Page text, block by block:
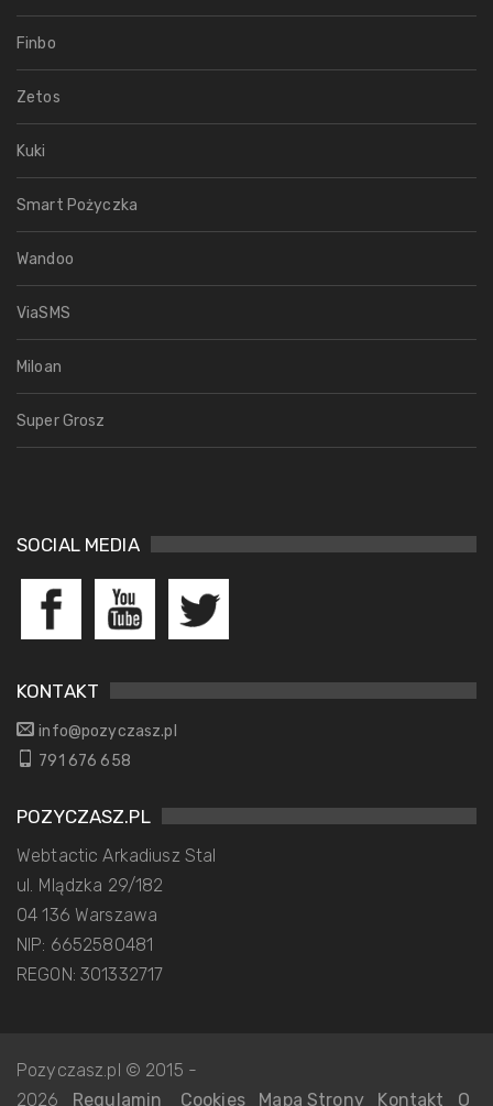
Finbo
Zetos
Kuki
Smart Pożyczka
Wandoo
ViaSMS
Miloan
Super Grosz
SOCIAL MEDIA
KONTAKT
info@pozyczasz.pl
791 676 658
POZYCZASZ.PL
Webtactic Arkadiusz Stal
ul. Mlądzka 29/182
04 136 Warszawa
NIP: 6652580481
REGON: 301332717
Pozyczasz.pl © 2015 -
2026 Regulamin Cookies Mapa Strony Kontakt O